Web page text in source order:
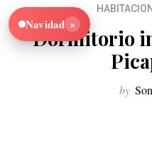
Dormitorio
by
Navidad ×